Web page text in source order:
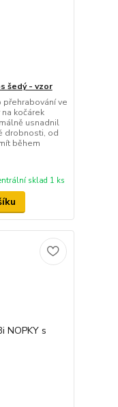
šedý - vzor
přehrabování ve
kočárek
usnadnil
drobnosti, od
během
sklad 1 ks